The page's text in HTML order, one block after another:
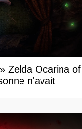
Zelda Ocarina of
n'avait